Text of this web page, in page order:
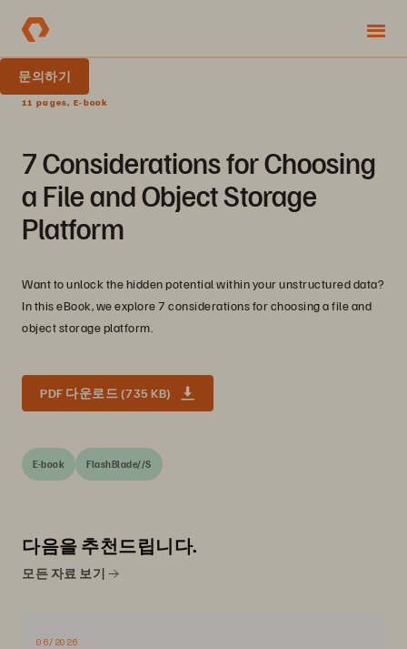
문의하기
11 pages, E-book
7 Considerations for Choosing
a File and Object Storage
Platform
Want to unlock the hidden potential within your unstructured data?
In this eBook, we explore 7 considerations for choosing a file and
object storage platform.
PDF 다운로드 (735 KB)
E-book FlashBlade//S
다음을 추천드립니다.
모든 자료 보기
06/2026